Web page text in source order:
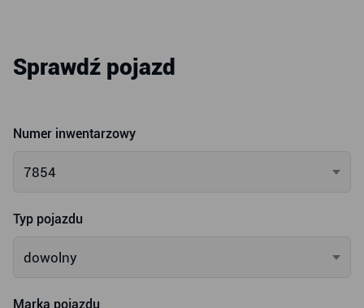
Sprawdź pojazd
Numer inwentarzowy
7854
Typ pojazdu
dowolny
Marka pojazdu